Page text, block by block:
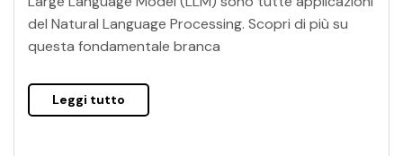
del Natural Language Processing. Scopri di più su
questa fondamentale branca
Leggi tutto